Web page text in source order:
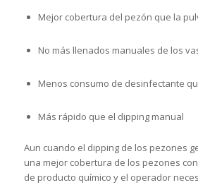
Mejor cobertura del pezón que la
No más llenados manuales de los
Menos consumo de desinfectante
Más rápido que el dipping manual
Aun cuando el dipping de los pezones
una mejor cobertura de los pezones
de producto químico y el operador